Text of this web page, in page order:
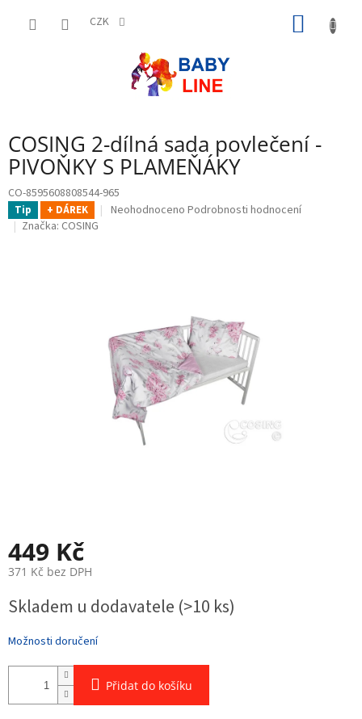
CZK
COSING 2-dílná sada povlečení -
PIVOŇKY S PLAMEŇÁKY
CO-8595608808544-965
Tip + DÁREK
Průměrné
Neohodnoceno Podrobnosti hodnocení
Značka: COSING
449 Kč
371 Kč bez DPH
cena:
Skladem u dodavatele (>10 ks)
Možnosti doručení
Přidat do košíku